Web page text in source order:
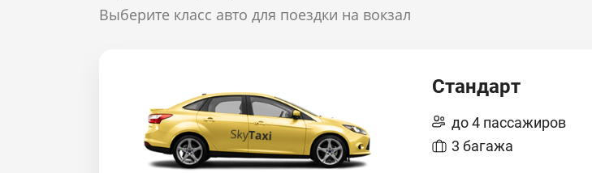
Выберите класс авто для поездки на вокзал
Стандарт
до 4 пассажиров
3 багажа